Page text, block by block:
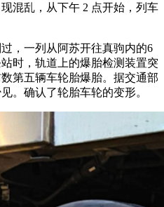
混乱，从下午 2 点开始，列车
，一列从阿苏开往真驹内的6
时，轨道上的爆胎检测装置突
第五辆车轮胎爆胎。据交通部
。确认了轮胎车轮的变形。